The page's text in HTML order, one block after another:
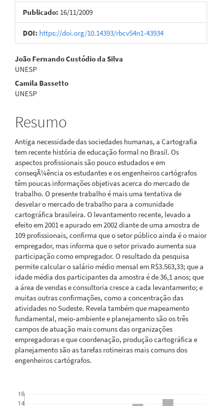
de
artigos
Publicado: 16/11/2009
DOI: https://doi.org/10.14393/rbcv54n1-43934
Conteúdo
do
artigo
principal
João Fernando Custódio da Silva
UNESP
Camila Bassetto
UNESP
Resumo
Antiga necessidade das sociedades humanas, a Cartografia
tem recente história de educação formal no Brasil. Os
aspectos profissionais são pouco estudados e em
conseqÃ¼ência os estudantes e os engenheiros cartógrafos
têm poucas informações objetivas acerca do mercado de
trabalho. O presente trabalho é mais uma tentativa de
desvelar o mercado de trabalho para a comunidade
cartográfica brasileira. O levantamento recente, levado a
efeito em 2001 e apurado em 2002 diante de uma amostra de
109 profissionais, confirma que o setor público ainda é o maior
empregador, mas informa que o setor privado aumenta sua
participação como empregador. O resultado da pesquisa
permite calcular o salário médio mensal em R$3.563,33; que a
idade média dos participantes da amostra é de 36,1 anos; que
a área de vendas e consultoria cresce a cada levantamento; e
muitas outras confirmações, como a concentração das
atividades no Sudeste. Revela também que mapeamento
fundamental, meio-ambiente e planejamento são os três
campos de atuação mais comuns das organizações
empregadoras e que coordenação, produção cartográfica e
planejamento são as tarefas rotineiras mais comuns dos
engenheiros cartógrafos.